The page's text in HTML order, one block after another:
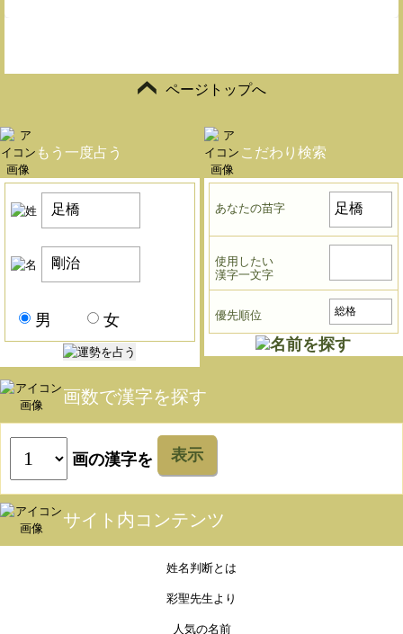
ページトップへ
もう一度占う
男 女
こだわり検索
あなたの苗字
使用したい
漢字一文字
優先順位
画数で漢字を探す
画の漢字を 表示
サイト内コンテンツ
姓名判断とは
彩聖先生より
人気の名前